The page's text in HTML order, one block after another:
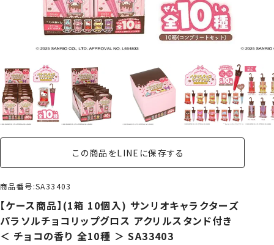
この商品をLINEに保存する
商品番号 SA33403
【ケース商品】(1箱 10個入) サンリオキャラクターズ
パラソルチョコリップグロス アクリルスタンド付き
＜ チョコの香り 全10種 ＞ SA33403